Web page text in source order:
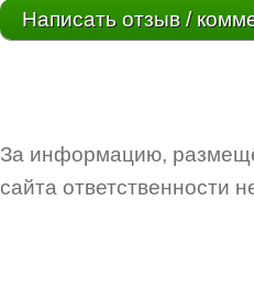
Написать отзыв /
За информацию,
сайта ответственности